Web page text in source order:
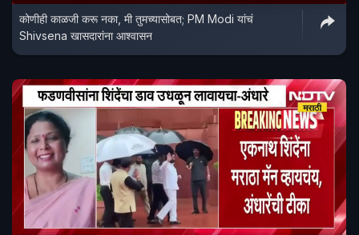
कोणीही काळजी करू नका, मी तुमच्यासोबत; PM Modi यांचं
Shivsena खासदारांना आश्वासन